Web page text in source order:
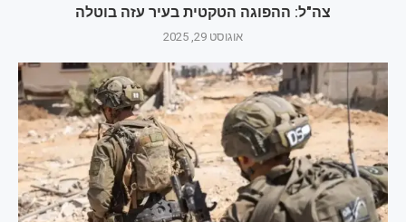
צה"ל: ההפוגה הטקטית בעיר עזה בוטלה
אוגוסט 29, 2025